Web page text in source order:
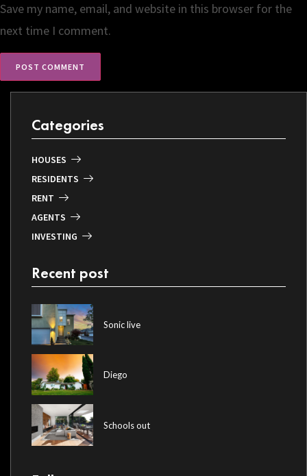
Save my name, email, and website in this browser for the
next time I comment.
Categories
HOUSES
RESIDENTS
RENT
AGENTS
INVESTING
Recent post
Sonic live
Diego
Schools out